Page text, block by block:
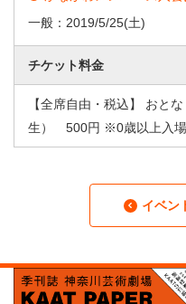
一般： 2019/5/25(土)
チケット料金
【全席自由・税込】 おと
生） 500円 ※0歳以上入場
イベン